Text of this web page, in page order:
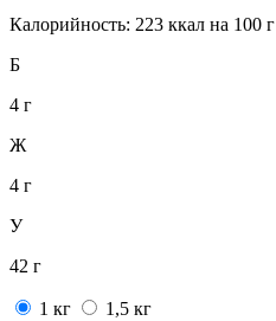
Калорийность: 223 ккал на 100 г
Б
4 г
Ж
4 г
У
42 г
1 кг
1,5 кг